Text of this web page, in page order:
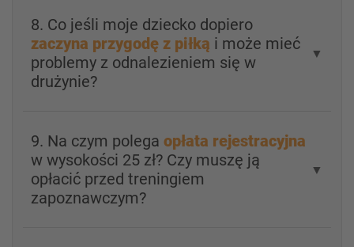
8. Co jeśli moje dziecko dopiero
zaczyna przygodę z piłką i może mieć
problemy z odnalezieniem się w
drużynie?
▼
9. Na czym polega opłata rejestracyjna
w wysokości 25 zł? Czy muszę ją
opłacić przed treningiem
zapoznawczym?
▼